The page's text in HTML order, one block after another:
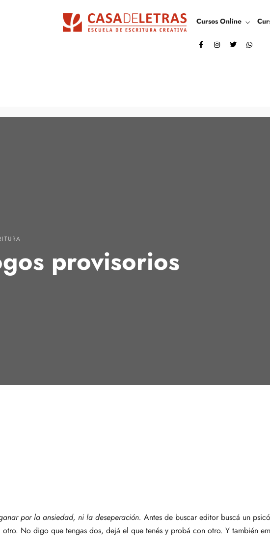
Cursos Online
provisorios
por la ansiedad, ni la deseperación. Antes de buscar editor buscá un
otro. No digo que tengas dos, dejá el que tenés y probá con otro. Y también